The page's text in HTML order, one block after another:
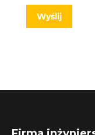
Wyślij